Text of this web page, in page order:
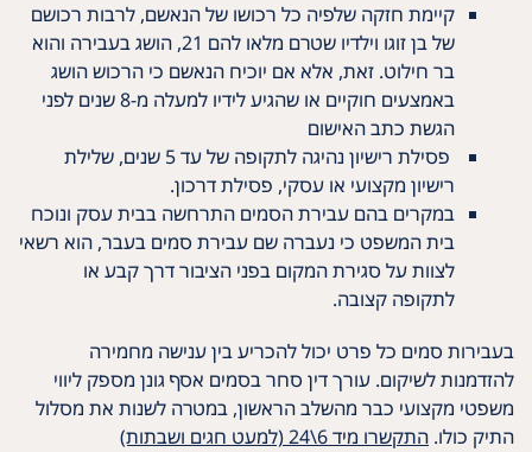
קיימת חזקה שלפיה כל רכושו של הנאשם, לרבות רכושם
של בן זוגו וילדיו שטרם מלאו להם 21, הושג בעבירה והוא
בר חילוט. זאת, אלא אם יוכיח הנאשם כי הרכוש הושג
באמצעים חוקיים או שהגיע לידיו למעלה מ-8 שנים לפני
הגשת כתב האישום
פסילת רישיון נהיגה לתקופה של עד 5 שנים, שלילת
רישיון מקצועי או עסקי, פסילת דרכון.
במקרים בהם עבירת הסמים התרחשה בבית עסק ונוכח
בית המשפט כי נעברה שם עבירת סמים בעבר, הוא רשאי
לצוות על סגירת המקום בפני הציבור דרך קבע או
לתקופה קצובה.
בעבירות סמים כל פרט יכול להכריע בין ענישה מחמירה
להזדמנות לשיקום. עורך דין סחר בסמים אסף גונן מספק ליווי
משפטי מקצועי כבר מהשלב הראשון, במטרה לשנות את מסלול
התיק כולו. התקשרו מיד 6\24 (למעט חגים ושבתות)